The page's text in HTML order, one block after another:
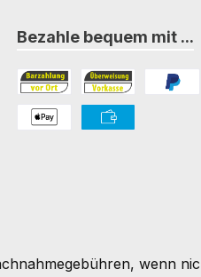
Zone 1 (non-EU)
Zone 2
Bezahle bequem mit ...
Bezahlung in der Filiale
Vorkasse
wenn